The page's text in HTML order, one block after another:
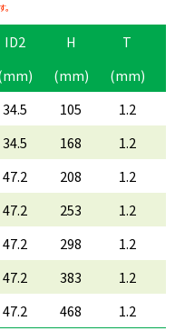
ID2 H T
(mm) (mm)
34.5 105 1.2
34.5 168 1.2
47.2 208
1.2
47.2 253
1.2
47.2 298
1.2
47.2 383
1.2
47.2 468
1.2